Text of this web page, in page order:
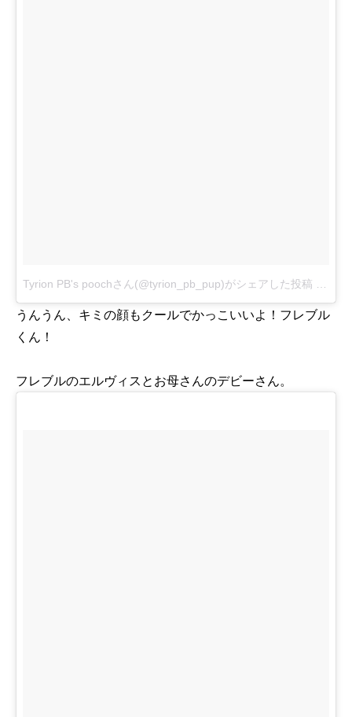
Tyrion PB's poochさん(@tyrion_pb_pup)がシェアした投稿
うんうん、キミの顔もクールでかっこいいよ！フレブル
くん！
フレブルのエルヴィスとお母さんのデビーさん。